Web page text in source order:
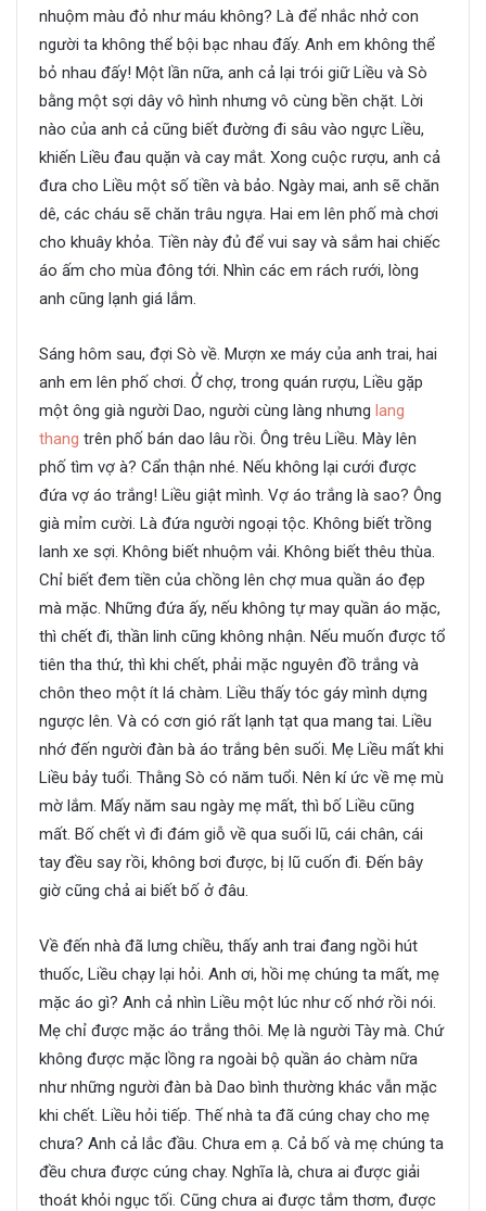
nhuộm màu đỏ như máu không? Là để nhắc nhở con
người ta không thể bội bạc nhau đấy. Anh em không thể
bỏ nhau đấy! Một lần nữa, anh cả lại trói giữ Liều và Sò
bằng một sợi dây vô hình nhưng vô cùng bền chặt. Lời
nào của anh cả cũng biết đường đi sâu vào ngực Liều,
khiến Liều đau quặn và cay mắt. Xong cuộc rượu, anh cả
đưa cho Liều một số tiền và bảo. Ngày mai, anh sẽ chăn
dê, các cháu sẽ chăn trâu ngựa. Hai em lên phố mà chơi
cho khuây khỏa. Tiền này đủ để vui say và sắm hai chiếc
áo ấm cho mùa đông tới. Nhìn các em rách rưới, lòng
anh cũng lạnh giá lắm.
Sáng hôm sau, đợi Sò về. Mượn xe máy của anh trai, hai
anh em lên phố chơi. Ở chợ, trong quán rượu, Liều gặp
một ông già người Dao, người cùng làng nhưng lang
thang trên phố bán dao lâu rồi. Ông trêu Liều. Mày lên
phố tìm vợ à? Cẩn thận nhé. Nếu không lại cưới được
đứa vợ áo trắng! Liều giật mình. Vợ áo trắng là sao? Ông
già mỉm cười. Là đứa người ngoại tộc. Không biết trồng
lanh xe sợi. Không biết nhuộm vải. Không biết thêu thùa.
Chỉ biết đem tiền của chồng lên chợ mua quần áo đẹp
mà mặc. Những đứa ấy, nếu không tự may quần áo mặc,
thì chết đi, thần linh cũng không nhận. Nếu muốn được tổ
tiên tha thứ, thì khi chết, phải mặc nguyên đồ trắng và
chôn theo một ít lá chàm. Liều thấy tóc gáy mình dựng
ngược lên. Và có cơn gió rất lạnh tạt qua mang tai. Liều
nhớ đến người đàn bà áo trắng bên suối. Mẹ Liều mất khi
Liều bảy tuổi. Thằng Sò có năm tuổi. Nên kí ức về mẹ mù
mờ lắm. Mấy năm sau ngày mẹ mất, thì bố Liều cũng
mất. Bố chết vì đi đám giỗ về qua suối lũ, cái chân, cái
tay đều say rồi, không bơi được, bị lũ cuốn đi. Đến bây
giờ cũng chả ai biết bố ở đâu.
Về đến nhà đã lưng chiều, thấy anh trai đang ngồi hút
thuốc, Liều chạy lại hỏi. Anh ơi, hồi mẹ chúng ta mất, mẹ
mặc áo gì? Anh cả nhìn Liều một lúc như cố nhớ rồi nói.
Mẹ chỉ được mặc áo trắng thôi. Mẹ là người Tày mà. Chứ
không được mặc lồng ra ngoài bộ quần áo chàm nữa
như những người đàn bà Dao bình thường khác vẫn mặc
khi chết. Liều hỏi tiếp. Thế nhà ta đã cúng chay cho mẹ
chưa? Anh cả lắc đầu. Chưa em ạ. Cả bố và mẹ chúng ta
đều chưa được cúng chay. Nghĩa là, chưa ai được giải
thoát khỏi ngục tối. Cũng chưa ai được tắm thơm, được